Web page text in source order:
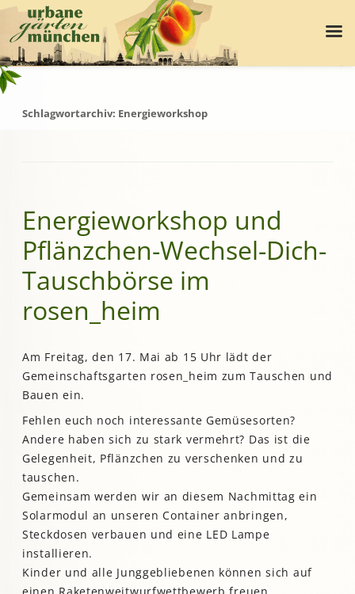
Schlagwortarchiv: Energieworkshop
Energieworkshop und
Pflänzchen-Wechsel-Dich-
Tauschbörse im
rosen_heim
Am Freitag, den 17. Mai ab 15 Uhr lädt der
Gemeinschaftsgarten rosen_heim zum Tauschen und
Bauen ein.
Fehlen euch noch interessante Gemüsesorten?
Andere haben sich zu stark vermehrt? Das ist die
Gelegenheit, Pflänzchen zu verschenken und zu
tauschen.
Gemeinsam werden wir an diesem Nachmittag ein
Solarmodul an unseren Container anbringen,
Steckdosen verbauen und eine LED Lampe
installieren.
Kinder und alle Junggebliebenen können sich auf